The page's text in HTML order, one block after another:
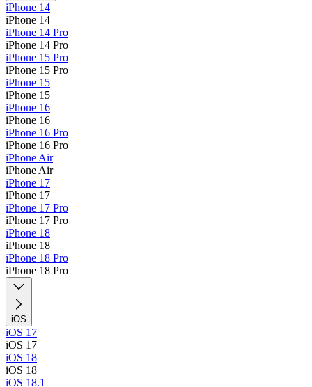
iPhone 14
iPhone 14
iPhone 14 Pro
iPhone 14 Pro
iPhone 15 Pro
iPhone 15 Pro
iPhone 15
iPhone 15
iPhone 16
iPhone 16
iPhone 16 Pro
iPhone 16 Pro
iPhone Air
iPhone Air
iPhone 17
iPhone 17
iPhone 17 Pro
iPhone 17 Pro
iPhone 18
iPhone 18
iPhone 18 Pro
iPhone 18 Pro
iOS
iOS 17
iOS 17
iOS 18
iOS 18
iOS 18.1